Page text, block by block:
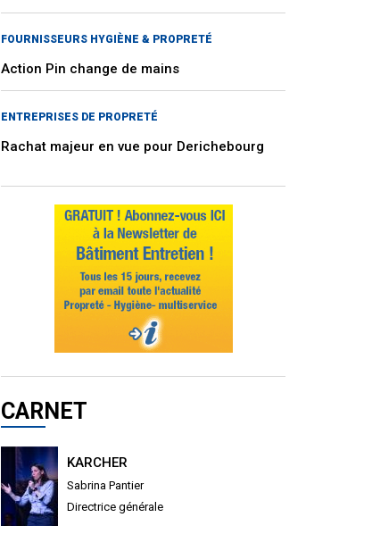
FOURNISSEURS HYGIÈNE & PROPRETÉ
Action Pin change de mains
ENTREPRISES DE PROPRETÉ
Rachat majeur en vue pour Derichebourg
CARNET
KARCHER
Sabrina Pantier
Directrice générale